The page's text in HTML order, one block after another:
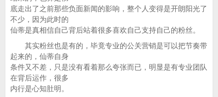
底走出了之前那些负面新闻的影响，整个人变得是开朗阳光了
不少，因为此时的
仙蒂是真相信自己背后站着很多喜欢自己支持自己的粉丝。
其实粉丝也是有的，毕竟专业的公关营销是可以把节奏带
起来的，仙蒂自身
条件又不差，只是没有看着那么夸张而已，明显是有专业团队
在背后运作，很多
内行是心知肚明。